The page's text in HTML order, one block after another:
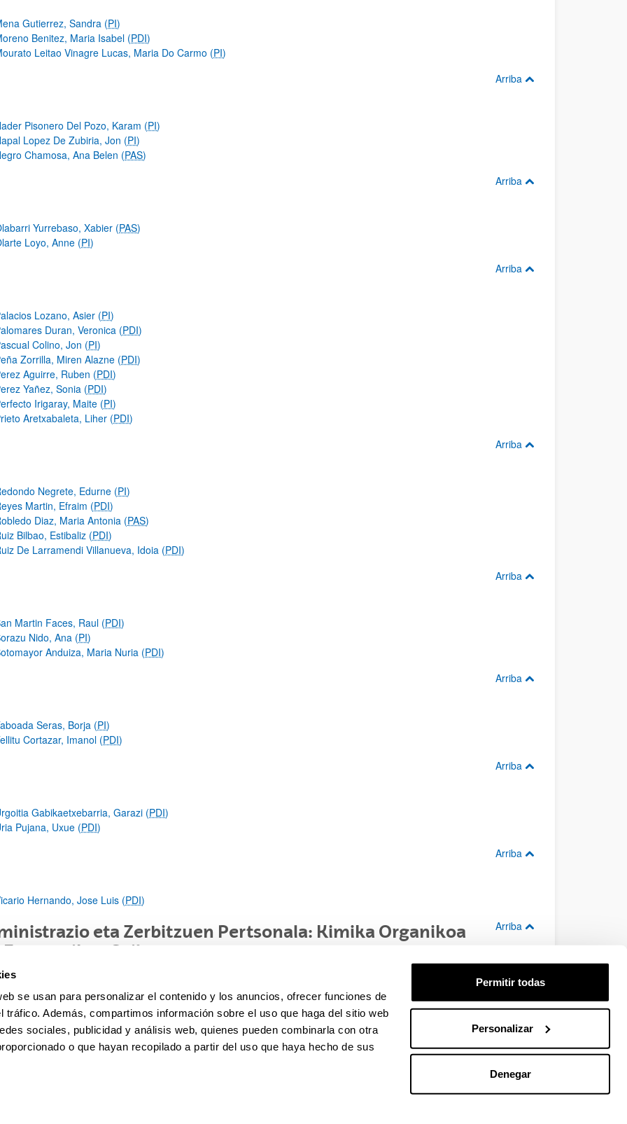
se usan para personalizar el contenido y los anuncios, ofrecer funciones de
tráfico. Además, compartimos información sobre el uso que haga del sitio web
sociales, publicidad y análisis web, quienes pueden combinarla con otra
o que hayan recopilado a partir del uso que haya hecho de sus
Permitir todas
Personalizar
Denegar
Gutierrez, Sandra (PI)
Benitez, Maria Isabel (PDI)
Leitao Vinagre Lucas, Maria Do Carmo (PI)
Arriba
Pisonero Del Pozo, Karam (PI)
Lopez De Zubiria, Jon (PI)
Chamosa, Ana Belen (PAS)
Arriba
Yurrebaso, Xabier (PAS)
Loyo, Anne (PI)
Arriba
Lozano, Asier (PI)
Duran, Veronica (PDI)
Colino, Jon (PI)
Zorrilla, Miren Alazne (PDI)
Aguirre, Ruben (PDI)
Yañez, Sonia (PDI)
Irigaray, Maite (PI)
Aretxabaleta, Liher (PDI)
Arriba
Negrete, Edurne (PI)
Martin, Efraim (PDI)
Diaz, Maria Antonia (PAS)
Bilbao, Estibaliz (PDI)
De Larramendi Villanueva, Idoia (PDI)
Arriba
Martin Faces, Raul (PDI)
Nido, Ana (PI)
Anduiza, Maria Nuria (PDI)
Arriba
Seras, Borja (PI)
Cortazar, Imanol (PDI)
Arriba
Gabikaetxebarria, Garazi (PDI)
Pujana, Uxue (PDI)
Arriba
Hernando, Jose Luis (PDI)
Arriba
eta Zerbitzuen Pertsonala: Kimika Organikoa
Ezorganikoa Saila
Akesolo Muguruza (AZP)
Chamosa (AZP)
Antonia Robledo Díaz (AZP)